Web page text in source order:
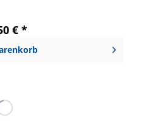
€ *